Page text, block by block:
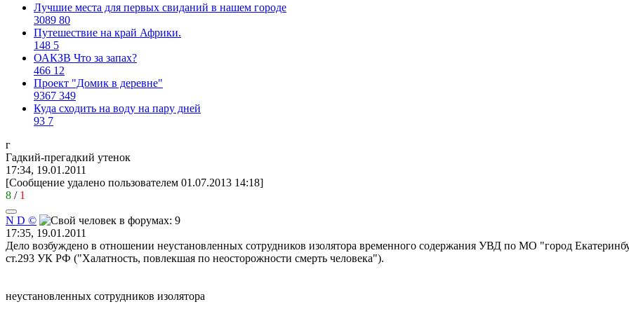
Лучшие места для первых свиданий в нашем городе
3089 80
Путешествие на край Африки.
148 5
ОАКЗВ Что за запах?
466 12
Проект "Домик в деревне"
9367 349
Куда сходить на воду на пару дней
93 7
г
Гадкий-прегадкий утенок
17:34, 19.01.2011
[Сообщение удалено пользователем 01.07.2013 14:18]
8 / 1
N D ©
17:35, 19.01.2011
Дело возбуждено в отношении неустановленных сотрудников изолятора временного содержания УВД по МО "город
ст.293 УК РФ ("Халатность, повлекшая по неосторожности смерть человека").
неустановленных сотрудников изолятора